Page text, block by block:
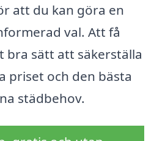
att du kan göra en
val. Att få
sätt att säkerställa
priset och den bästa
städbehov.